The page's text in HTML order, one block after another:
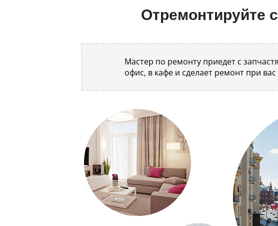
Отремонтируйте
Мастер по ремонту приедет с
офис, в кафе и сделает ремонт при